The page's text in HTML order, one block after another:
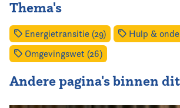
Thema's
Energietransitie (29)
Hulp &
Omgevingswet (26)
Andere pagina's binnen